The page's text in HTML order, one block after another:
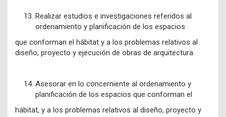
Realizar estudios e investigaciones referidos al
ordenamiento y planificación de los espacios
que conforman el hábitat y a los problemas relativos al
diseño, proyecto y ejecución de obras de arquitectura
Asesorar en lo concerniente al ordenamiento y
planificación de los espacios que conforman el
hábitat, y a los problemas relativos al diseño, proyecto y